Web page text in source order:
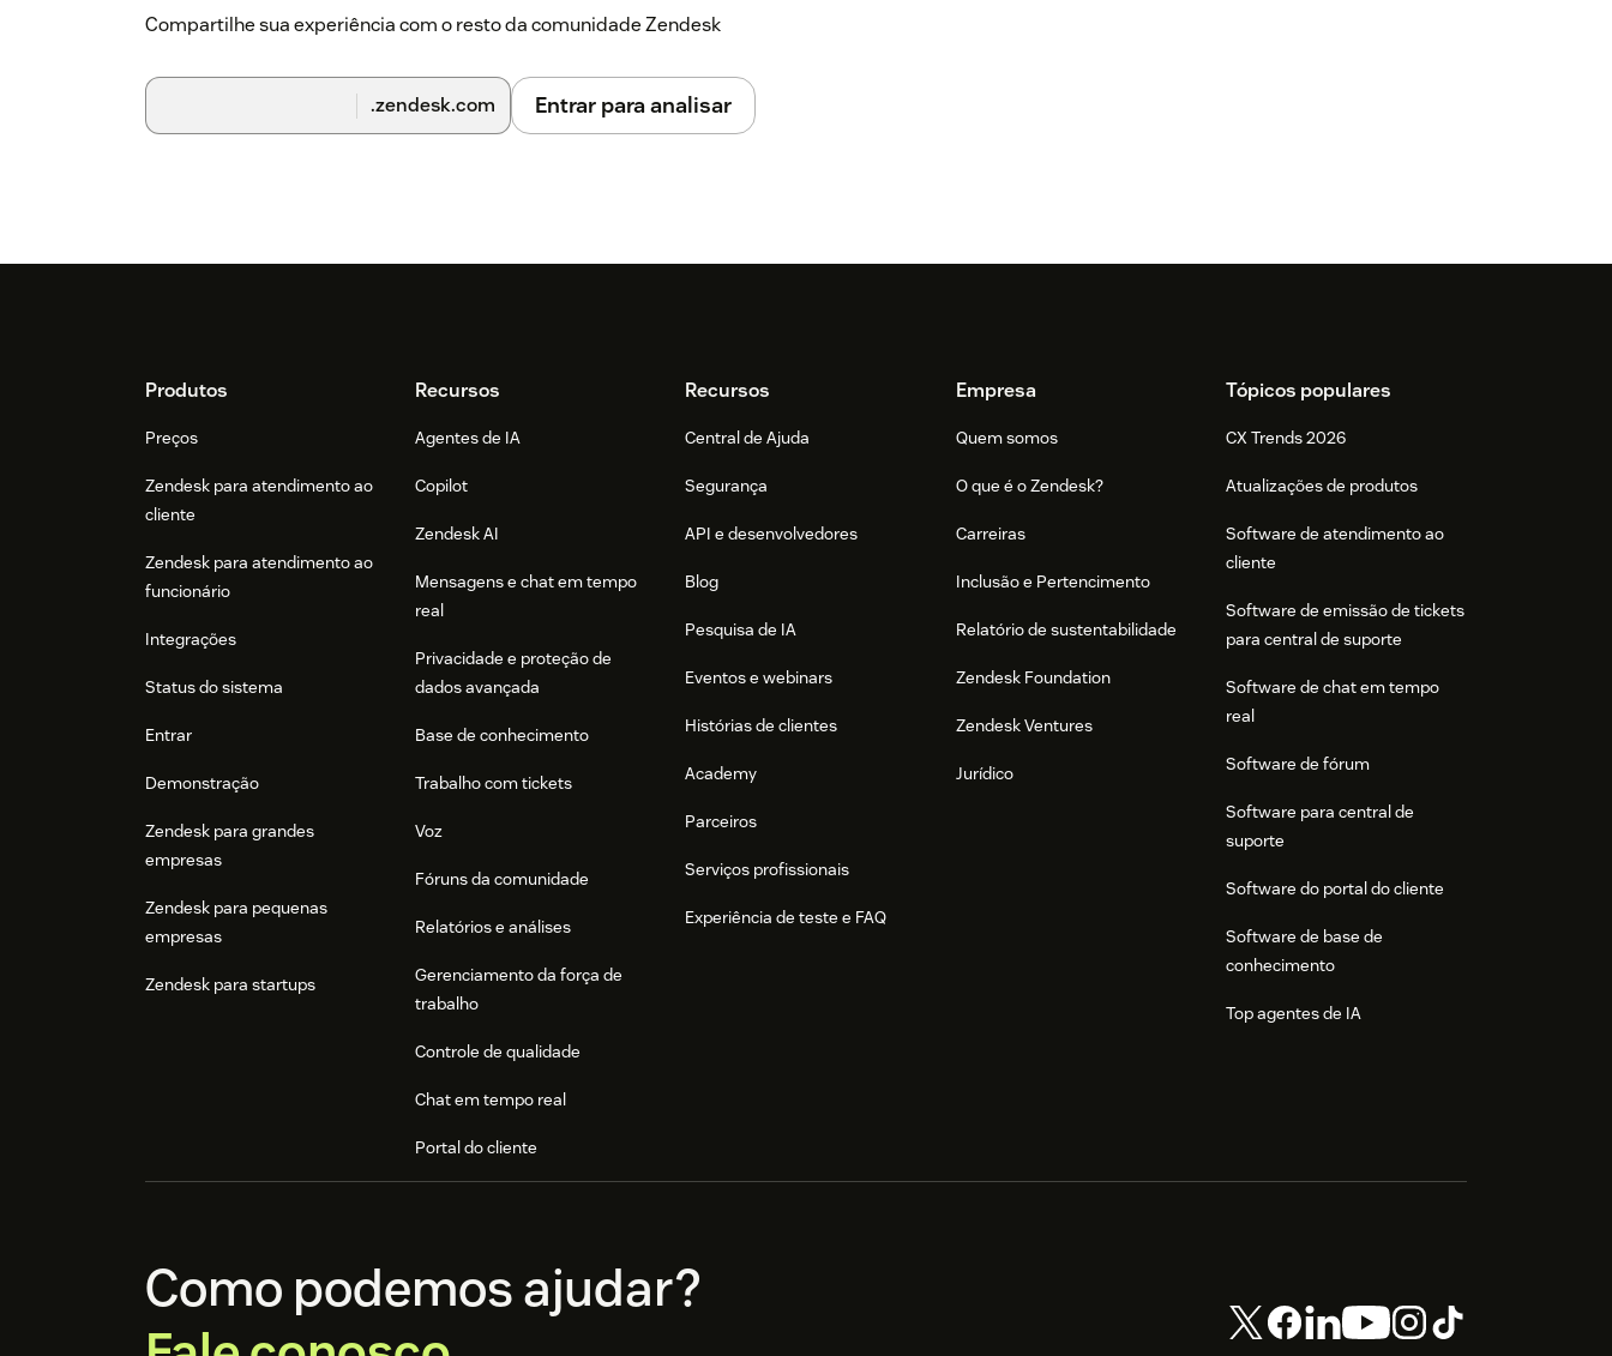
Compartilhe sua experiência com o resto da comunidade Zendesk
.zendesk.com Entrar para analisar
FooterProdutos
Preços
Zendesk para atendimento ao
cliente
Zendesk para atendimento ao
funcionário
Integrações
Status do sistema
Entrar
Demonstração
Zendesk para grandes
empresas
Zendesk para pequenas
empresas
Zendesk para startups
Recursos
Agentes de IA
Copilot
Zendesk AI
Mensagens e chat em tempo
real
Privacidade e proteção de
dados avançada
Base de conhecimento
Trabalho com tickets
Voz
Fóruns da comunidade
Relatórios e análises
Gerenciamento da força de
trabalho
Controle de qualidade
Chat em tempo real
Portal do cliente
Recursos
Central de Ajuda
Segurança
API e desenvolvedores
Blog
Pesquisa de IA
Eventos e webinars
Histórias de clientes
Academy
Parceiros
Serviços profissionais
Experiência de teste e FAQ
Empresa
Quem somos
O que é o Zendesk?
Carreiras
Inclusão e Pertencimento
Relatório de sustentabilidade
Zendesk Foundation
Zendesk Ventures
Jurídico
Tópicos populares
CX Trends 2026
Atualizações de produtos
Software de atendimento ao
cliente
Software de emissão de tickets
para central de suporte
Software de chat em tempo
real
Software de fórum
Software para central de
suporte
Software do portal do cliente
Software de base de
conhecimento
Top agentes de IA
Como podemos ajudar?